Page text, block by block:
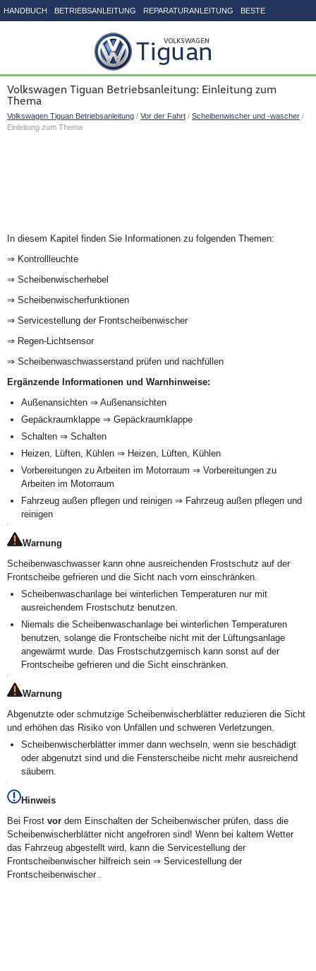
HANDBUCH BETRIEBSANLEITUNG REPARATURANLEITUNG BESTE
Volkswagen Tiguan Betriebsanleitung: Einleitung zum
Thema
Volkswagen Tiguan Betriebsanleitung / Vor der Fahrt / Scheibenwischer und -wascher /
Einleitung zum Thema
In diesem Kapitel finden Sie Informationen zu folgenden Themen:
⇒ Kontrollleuchte
⇒ Scheibenwischerhebel
⇒ Scheibenwischerfunktionen
⇒ Servicestellung der Frontscheibenwischer
⇒ Regen-Lichtsensor
⇒ Scheibenwaschwasserstand prüfen und nachfüllen
Ergänzende Informationen und Warnhinweise:
Außenansichten ⇒ Außenansichten
Gepäckraumklappe ⇒ Gepäckraumklappe
Schalten ⇒ Schalten
Heizen, Lüften, Kühlen ⇒ Heizen, Lüften, Kühlen
Vorbereitungen zu Arbeiten im Motorraum ⇒ Vorbereitungen zu
Arbeiten im Motorraum
Fahrzeug außen pflegen und reinigen ⇒ Fahrzeug außen pflegen und
reinigen
Warnung
Scheibenwaschwasser kann ohne ausreichenden Frostschutz auf der
Frontscheibe gefrieren und die Sicht nach vorn einschränken.
Scheibenwaschanlage bei winterlichen Temperaturen nur mit
ausreichendem Frostschutz benutzen.
Niemals die Scheibenwaschanlage bei winterlichen Temperaturen
benutzen, solange die Frontscheibe nicht mit der Lüftungsanlage
angewärmt wurde. Das Frostschutzgemisch kann sonst auf der
Frontscheibe gefrieren und die Sicht einschränken.
Warnung
Abgenutzte oder schmutzige Scheibenwischerblätter reduzieren die Sicht
und erhöhen das Risiko von Unfällen und schweren Verletzungen.
Scheibenwischerblätter immer dann wechseln, wenn sie beschädigt
oder abgenutzt sind und die Fensterscheibe nicht mehr ausreichend
säubern.
Hinweis
Bei Frost vor dem Einschalten der Scheibenwischer prüfen, dass die
Scheibenwischerblätter nicht angefroren sind! Wenn bei kaltem Wetter
das Fahrzeug abgestellt wird, kann die Servicestellung der
Frontscheibenwischer hilfreich sein ⇒ Servicestellung der
Frontscheibenwischer .